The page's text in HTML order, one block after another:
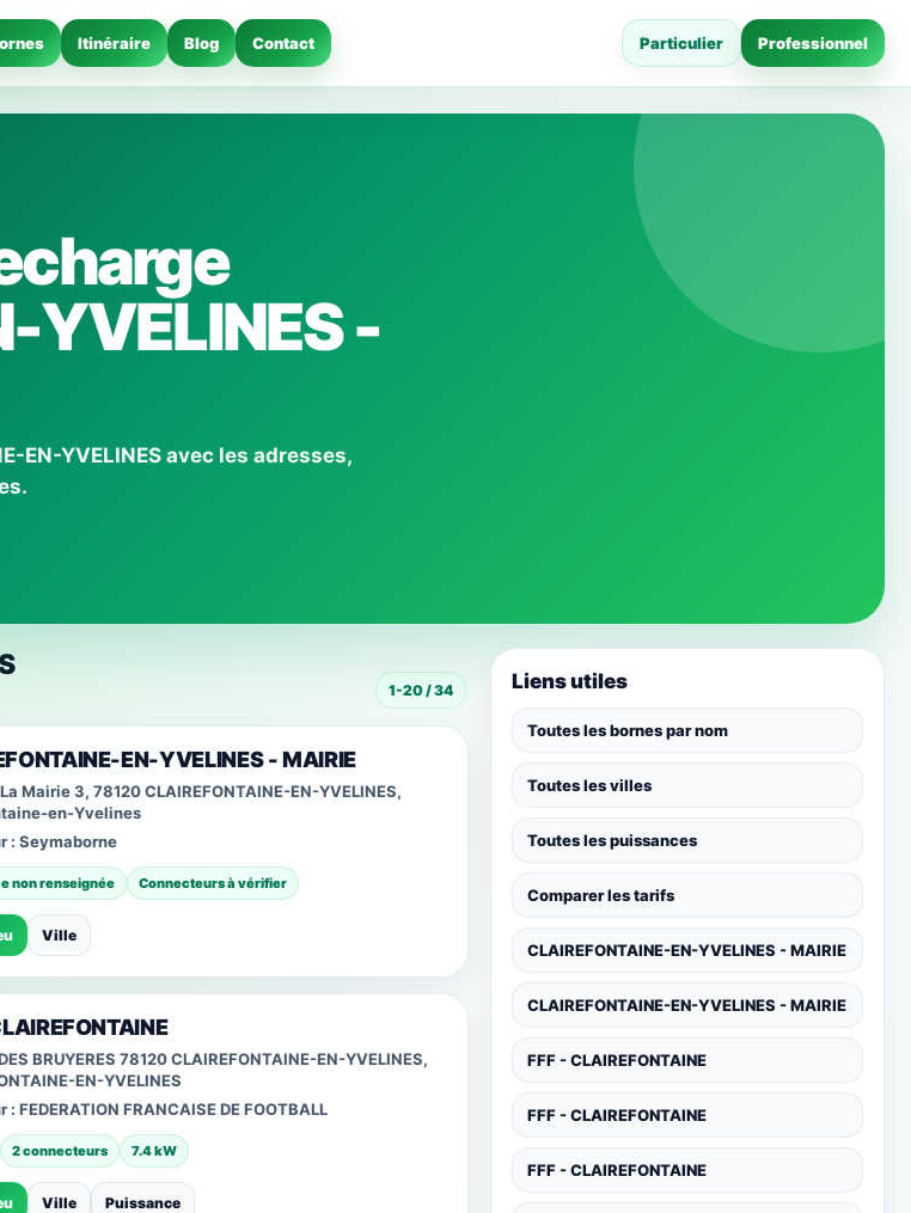
Itinéraire Blog Contact Particulier Professionnel
YVELINES -
EN-YVELINES avec les adresses,
1-20 / 34
EN-YVELINES - MAIRIE
Mairie 3, 78120 CLAIREFONTAINE-EN-YVELINES,
en-Yvelines
: Seymaborne
non renseignée Connecteurs à vérifier
Ville
BRUYERES 78120 CLAIREFONTAINE-EN-YVELINES,
EN-YVELINES
: FEDERATION FRANCAISE DE FOOTBALL
2 connecteurs 7.4 kW
Ville Puissance
Liens utiles
Toutes les bornes par nom
Toutes les villes
Toutes les puissances
Comparer les tarifs
CLAIREFONTAINE-EN-YVELINES - MAIRIE
CLAIREFONTAINE-EN-YVELINES - MAIRIE
FFF - CLAIREFONTAINE
FFF - CLAIREFONTAINE
FFF - CLAIREFONTAINE